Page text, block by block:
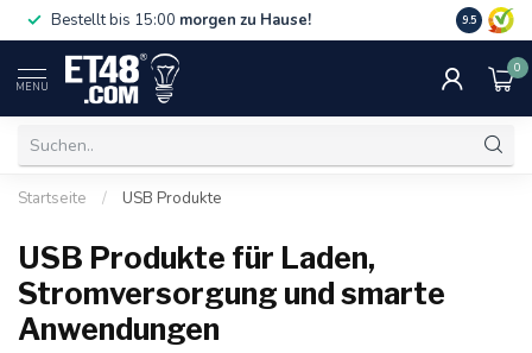
Bestellt bis 15:00 morgen zu Hause! 75 €. Nur
9.5
MENU
0
Startseite / USB Produkte
USB Produkte für Laden,
Stromversorgung und smarte
Anwendungen